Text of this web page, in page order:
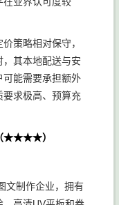
策略相对保守，
其本地配送与安
可能需要承担额外
求极高、预算充
（★★★★）
文制作企业，拥有